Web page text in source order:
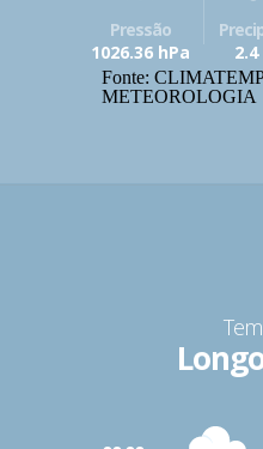
Pressão
1026.36 hPa
Fonte:
METEOROLOGIA